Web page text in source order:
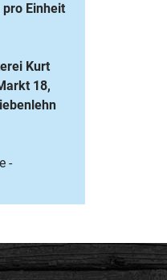
Einheit
Kurt
18,
-